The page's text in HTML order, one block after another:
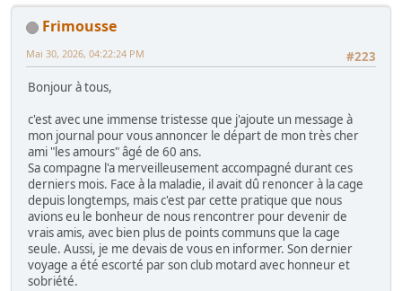
Frimousse
#223
Mai 30, 2026, 04:22:24 PM
Bonjour à tous,
c'est avec une immense tristesse que j'ajoute un message à
mon journal pour vous annoncer le départ de mon très cher
ami "les amours" âgé de 60 ans.
Sa compagne l'a merveilleusement accompagné durant ces
derniers mois. Face à la maladie, il avait dû renoncer à la cage
depuis longtemps, mais c'est par cette pratique que nous
avions eu le bonheur de nous rencontrer pour devenir de
vrais amis, avec bien plus de points communs que la cage
seule. Aussi, je me devais de vous en informer. Son dernier
voyage a été escorté par son club motard avec honneur et
sobriété.